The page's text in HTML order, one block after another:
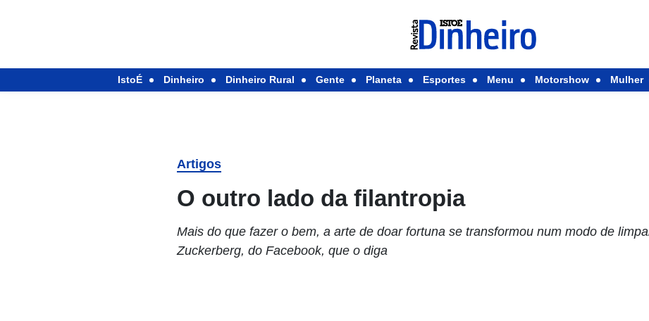
IstoÉ Dinheiro Dinheiro Rural Gente Planeta Esportes Menu Motorshow Mulher
Artigos
O outro lado da filantropia
Mais do que fazer o bem, a arte de doar fortuna se transformou num modo de
Zuckerberg, do Facebook, que o diga